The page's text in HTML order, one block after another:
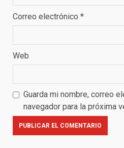
Correo electrónico *
Web
Guarda mi nombre, correo
navegador para la próxima